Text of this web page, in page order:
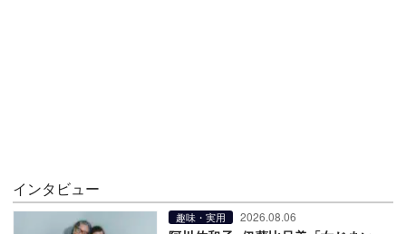
インタビュー
趣味・実用 2026.08.06